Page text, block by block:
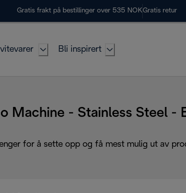
Gratis frakt på bestillinger over 535 NOKGratis retur
Bli inspirert
Machine - Stainless Steel
for å sette opp og få mest mulig ut av